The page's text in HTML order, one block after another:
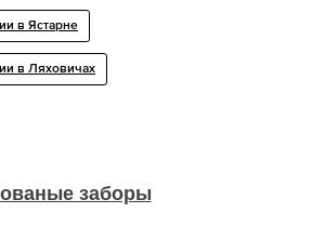
в Ястарне
в Ляховичах
заборы